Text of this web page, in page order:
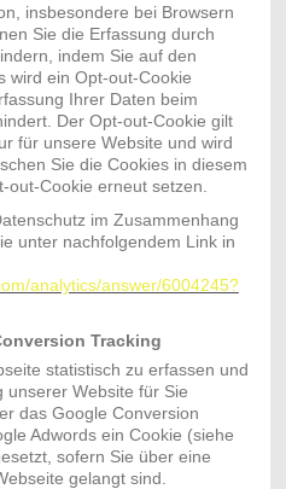
insbesondere bei Browsern
Sie die Erfassung durch
indem Sie auf den
wird ein Opt-out-Cookie
Ihrer Daten beim
Der Opt-out-Cookie gilt
für unsere Website und wird
Sie die Cookies in diesem
out-Cookie erneut setzen.
im Zusammenhang
unter nachfolgendem Link in
analytics/answer/6004245?
Tracking
statistisch zu erfassen und
unserer Website für Sie
das Google Conversion
Adwords ein Cookie (siehe
sofern Sie über eine
gelangt sind.